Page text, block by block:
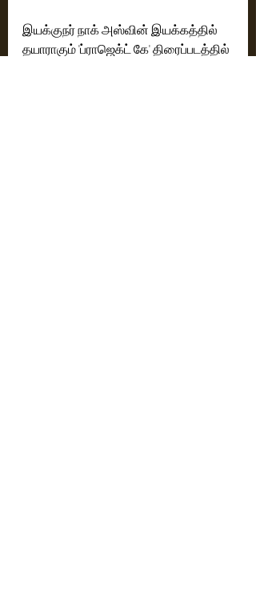
இயக்குநர் நாக் அஸ்வின் இயக்கத்தில்
தயாராகும் 'ப்ராஜெக்ட் கே' திரைப்படத்தில்